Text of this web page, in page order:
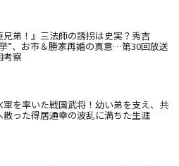
兄弟！』三法師の誘拐は史実？秀吉
”、お市＆勝家再婚の真意…第30回放送
考察
軍を率いた戦国武将！幼い弟を支え、共
散った得居通幸の波乱に満ちた生涯